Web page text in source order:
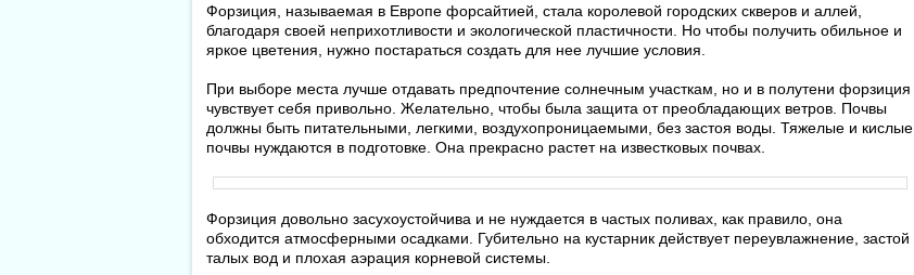
Форзиция, называемая в Европе форсайтией, стала королевой городских скверов и аллей,
благодаря своей неприхотливости и экологической пластичности. Но чтобы получить обильное и
яркое цветения, нужно постараться создать для нее лучшие условия.
При выборе места лучше отдавать предпочтение солнечным участкам, но и в полутени форзиция
чувствует себя привольно. Желательно, чтобы была защита от преобладающих ветров. Почвы
должны быть питательными, легкими, воздухопроницаемыми, без застоя воды. Тяжелые и кислые
почвы нуждаются в подготовке. Она прекрасно растет на известковых почвах.
Форзиция довольно засухоустойчива и не нуждается в частых поливах, как правило, она
обходится атмосферными осадками. Губительно на кустарник действует переувлажнение, застой
талых вод и плохая аэрация корневой системы.